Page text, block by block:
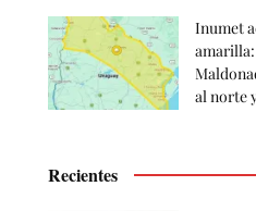
Inumet
al norte
Recientes